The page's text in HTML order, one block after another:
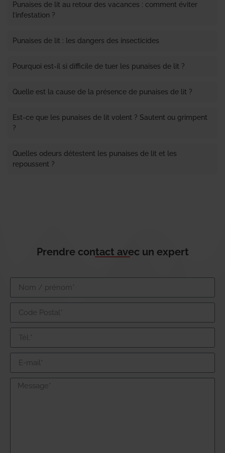
Punaises de lit au retour des vacances : comment éviter
l’infestation ?
Punaises de lit : les dangers des insecticides
Pourquoi est-il si difficile de tuer les punaises de lit ?
Quelle est la cause de la présence de punaises de lit ?
Est-ce que les punaises de lit volent ? Sautent ou grimpent
?
Quelles odeurs détestent les punaises de lit et les
repoussent ?
Prendre contact avec un expert